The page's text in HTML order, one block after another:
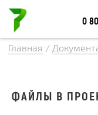
0
Главная /
ФАЙЛЫ В